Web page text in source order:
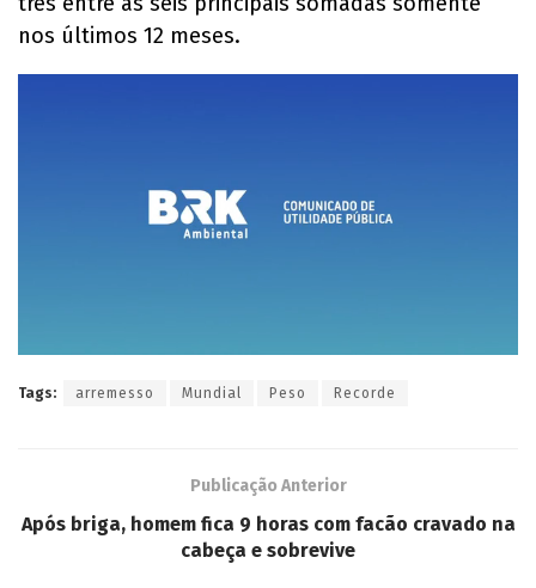
nos últimos 12 meses.
Tags: arremesso Mundial Peso Recorde
Publicação Anterior
Após briga, homem fica 9 horas com facão cravado na
cabeça e sobrevive